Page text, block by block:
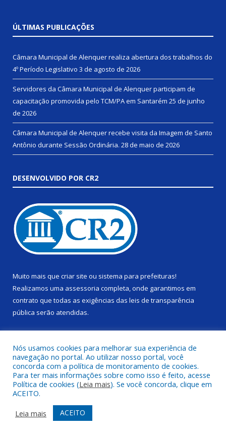
ÚLTIMAS PUBLICAÇÕES
Câmara Municipal de Alenquer realiza abertura dos trabalhos do
4º Período Legislativo 3 de agosto de 2026
Servidores da Câmara Municipal de Alenquer participam de
capacitação promovida pelo TCM/PA em Santarém 25 de junho
de 2026
Câmara Municipal de Alenquer recebe visita da Imagem de Santo
Antônio durante Sessão Ordinária. 28 de maio de 2026
DESENVOLVIDO POR CR2
Muito mais que criar site ou sistema para prefeituras!
Realizamos uma assessoria completa, onde garantimos em
contrato que todas as exigências das leis de transparência
pública serão atendidas.
Todos os direitos reservados a Câmara Municipal de Alenquer.
Mapa do Site
Acessar Área Administrativa
Acessar Webmail
Nós usamos cookies para melhorar sua experiência de
navegação no portal. Ao utilizar nosso portal, você
concorda com a política de monitoramento de cookies.
Para ter mais informações sobre como isso é feito, acesse
Política de cookies (Leia mais). Se você concorda, clique em
ACEITO.
Leia mais
ACEITO